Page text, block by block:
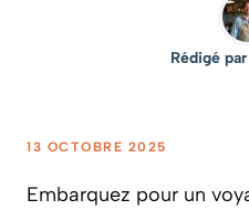
Rédigé par
13 OCTOBRE 2025
Embarquez pour un